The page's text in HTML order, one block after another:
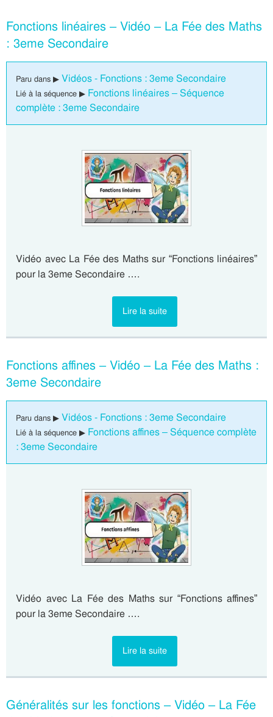
Fonctions linéaires – Vidéo – La Fée des Maths
: 3eme Secondaire
Paru dans ▶ Vidéos - Fonctions : 3eme Secondaire
Lié à la séquence ▶ Fonctions linéaires – Séquence
complète : 3eme Secondaire
Vidéo avec La Fée des Maths sur “Fonctions linéaires”
pour la 3eme Secondaire ….
Lire la suite
Fonctions affines – Vidéo – La Fée des Maths :
3eme Secondaire
Paru dans ▶ Vidéos - Fonctions : 3eme Secondaire
Lié à la séquence ▶ Fonctions affines – Séquence complète
: 3eme Secondaire
Vidéo avec La Fée des Maths sur “Fonctions affines”
pour la 3eme Secondaire ….
Lire la suite
Généralités sur les fonctions – Vidéo – La Fée